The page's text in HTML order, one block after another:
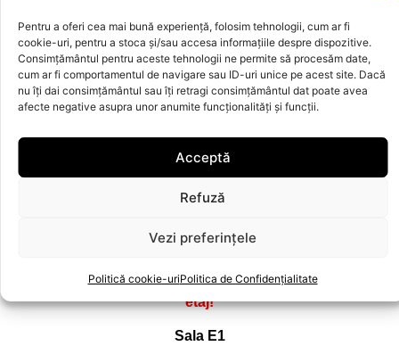
Pentru a oferi cea mai bună experiență, folosim tehnologii, cum ar fi
cookie-uri, pentru a stoca și/sau accesa informațiile despre dispozitive.
Consimțământul pentru aceste tehnologii ne permite să procesăm date,
cum ar fi comportamentul de navigare sau ID-uri unice pe acest site. Dacă
nu îți dai consimțământul sau îți retragi consimțământul dat poate avea
afecte negative asupra unor anumite funcționalități și funcții.
Acceptă
Refuză
Vezi preferințele
Politică cookie-uriPolitica de Confidențialitate
Se pretează pentru: aniversări, onomastici.
Sala P3
Nr. locuri: 16 – 20
majorate. La cerere vă punem la dispoziţie ecran pt.
Pentru evenimente mai mari se poate rezerva întregul
etaj!
Sala E1